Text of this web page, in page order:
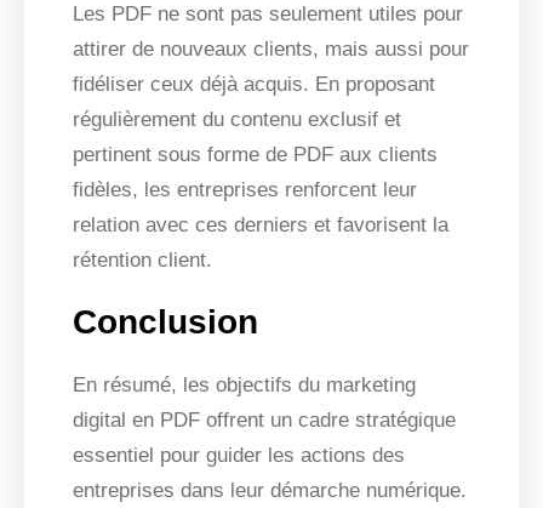
Les PDF ne sont pas seulement utiles pour
attirer de nouveaux clients, mais aussi pour
fidéliser ceux déjà acquis. En proposant
régulièrement du contenu exclusif et
pertinent sous forme de PDF aux clients
fidèles, les entreprises renforcent leur
relation avec ces derniers et favorisent la
rétention client.
Conclusion
En résumé, les objectifs du marketing
digital en PDF offrent un cadre stratégique
essentiel pour guider les actions des
entreprises dans leur démarche numérique.